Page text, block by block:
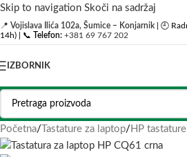
Skip to navigation Skoči na sadržaj
📍 Vojislava Ilića 102a, Šumice – Konjarnik | 🕘
14h) | 📞 Telefon: +381 69 767 202
IZBORNIK
Početna/ Tastature za laptop/ HP